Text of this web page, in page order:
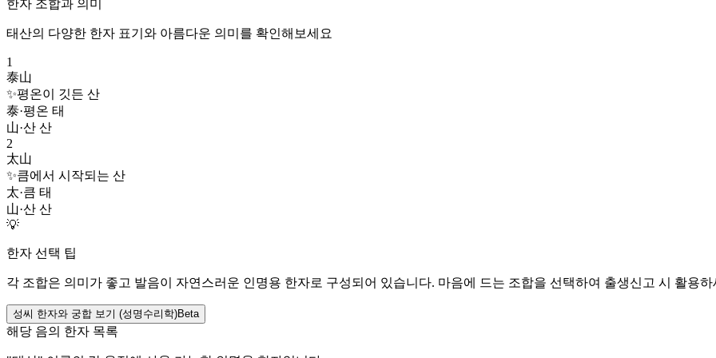
한자 조합과 의미
태산의 다양한 한자 표기와 아름다운 의미를 확인해보세요
1
泰山
✨평온이 깃든 산
泰·평온 태
山·산 산
2
太山
✨큼에서 시작되는 산
太·큼 태
山·산 산
💡
한자 선택 팁
각 조합은 의미가 좋고 발음이 자연스러운 인명용 한자로 구성되어 있습니다. 마음에 드는 조합을 선택하여 출생신고 시 활용하
성씨 한자와 궁합 보기 (성명수리학)Beta
해당 음의 한자 목록